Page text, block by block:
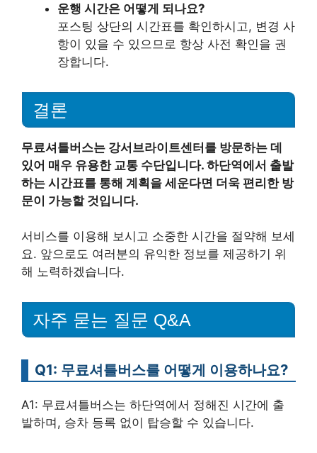
운행 시간은 어떻게 되나요?
포스팅 상단의 시간표를 확인하시고, 변경 사
항이 있을 수 있으므로 항상 사전 확인을 권
장합니다.
결론
무료셔틀버스는 강서브라이트센터를 방문하는 데
있어 매우 유용한 교통 수단입니다. 하단역에서 출발
하는 시간표를 통해 계획을 세운다면 더욱 편리한 방
문이 가능할 것입니다.
서비스를 이용해 보시고 소중한 시간을 절약해 보세
요. 앞으로도 여러분의 유익한 정보를 제공하기 위
해 노력하겠습니다.
자주 묻는 질문 Q&A
Q1: 무료셔틀버스를 어떻게 이용하나요?
A1: 무료셔틀버스는 하단역에서 정해진 시간에 출
발하며, 승차 등록 없이 탑승할 수 있습니다.